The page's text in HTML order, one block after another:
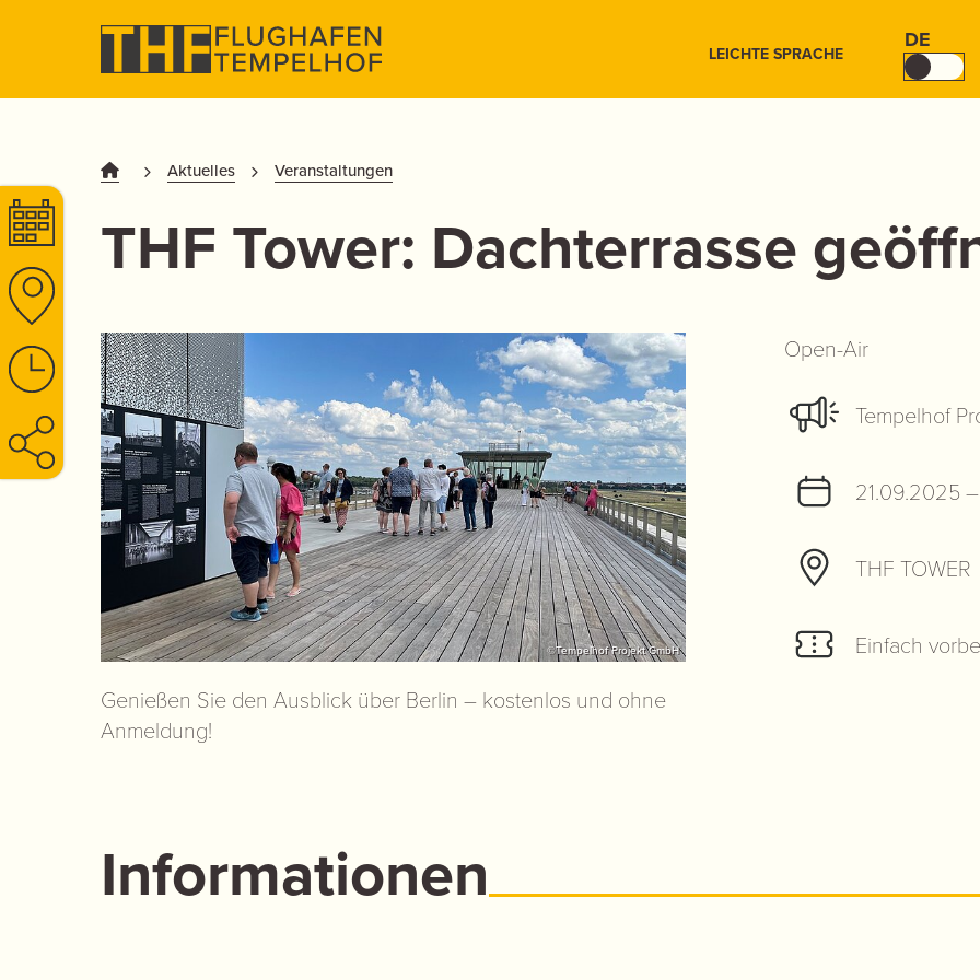
LEICHTE SPRACHE DE
Aktuelles Veranstaltungen
THF Tower: Dachterrasse
©Tempelhof Projekt GmbH
Genießen Sie den Ausblick über Berlin – kostenlos und ohne
Anmeldung!
Open-Air
Tempelhof
21.09.2025
THF TOWER
Einfach
Informationen